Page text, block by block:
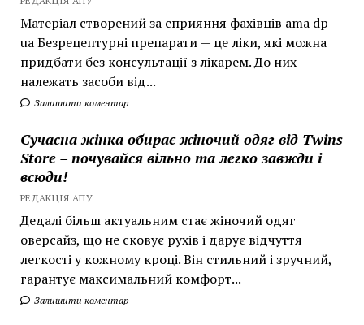
Матеріал створений за сприяння фахівців ama dp
ua Безрецептурні препарати — це ліки, які можна
придбати без консультації з лікарем. До них
належать засоби від...
Залишити коментар
Сучасна жінка обирає жіночий одяг від Twins
Store – почувайся вільно та легко завжди і
всюди!
РЕДАКЦІЯ АПУ
Дедалі більш актуальним стає жіночий одяг
оверсайз, що не сковує рухів і дарує відчуття
легкості у кожному кроці. Він стильний і зручний,
гарантує максимальний комфорт...
Залишити коментар